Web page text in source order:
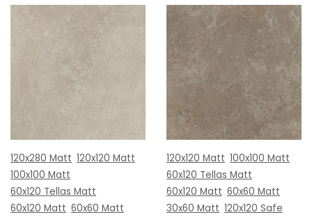
120x280 Matt 120x120 Matt
100x100 Matt
60x120 Tellas Matt
60x120 Matt 60x60 Matt
120x120 Matt 100x100 Matt
60x120 Tellas Matt
60x120 Matt 60x60 Matt
30x60 Matt 120x120 Safe